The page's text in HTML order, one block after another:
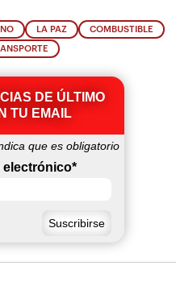
LA PAZ COMBUSTIBLE
DE ÚLTIMO
TU EMAIL
que es obligatorio
electrónico*